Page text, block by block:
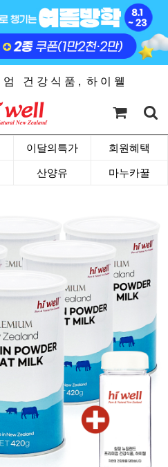
건 강 식 품 , 하 이 웰
이달의특가 회원혜택
산양유 마누카꿀